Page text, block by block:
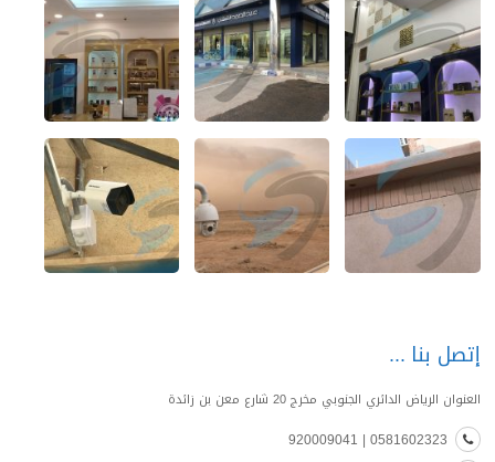
إتصل بنا
العنوان الرياض الدائري الجنوبي مخرج 20 شارع معن بن زائدة
0581602323 | 920009041